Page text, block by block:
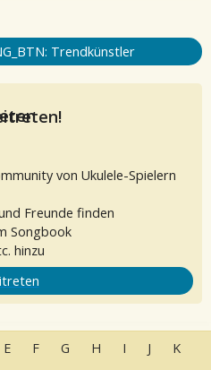
Trendkünstler
von Ukulele-Spielern
Freunde finden
Songbook
hinzu
E F G H I J K